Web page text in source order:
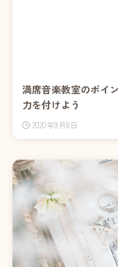
満席音楽教室のポ
力を付けよう
2020年9月8日